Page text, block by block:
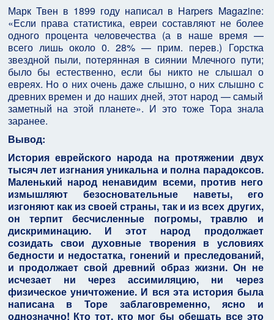
Марк Твен в 1899 году написал в Harpers Magazine:
«Если права статистика, евреи составляют не более
одного процента человечества (а в наше время —
всего лишь около 0. 28% — прим. перев.) Горстка
звездной пыли, потерянная в сиянии Млечного пути;
было бы естественно, если бы никто не слышал о
евреях. Но о них очень даже слышно, о них слышно с
древних времен и до наших дней, этот народ — самый
заметный на этой планете». И это тоже Тора знала
заранее.
Вывод:
История еврейского народа на протяжении двух
тысяч лет изгнания уникальна и полна парадоксов.
Маленький народ ненавидим всеми, против него
измышляют безосновательные наветы, его
изгоняют как из своей страны, так и из всех других,
он терпит бесчисленные погромы, травлю и
дискриминацию. И этот народ продолжает
созидать свои духовные творения в условиях
бедности и недостатка, гонений и преследований,
и продолжает свой древний образ жизни. Он не
исчезает ни через ассимиляцию, ни через
физическое уничтожение. И вся эта история была
написана в Торе заблаговременно, ясно и
однозначно! Кто тот, кто мог бы обещать все это